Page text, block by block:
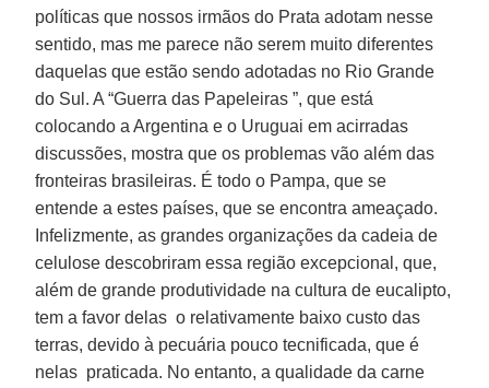
políticas que nossos irmãos do Prata adotam nesse
sentido, mas me parece não serem muito diferentes
daquelas que estão sendo adotadas no Rio Grande
do Sul. A “Guerra das Papeleiras ”, que está
colocando a Argentina e o Uruguai em acirradas
discussões, mostra que os problemas vão além das
fronteiras brasileiras. É todo o Pampa, que se
entende a estes países, que se encontra ameaçado.
Infelizmente, as grandes organizações da cadeia de
celulose descobriram essa região excepcional, que,
além de grande produtividade na cultura de eucalipto,
tem a favor delas o relativamente baixo custo das
terras, devido à pecuária pouco tecnificada, que é
nelas praticada. No entanto, a qualidade da carne